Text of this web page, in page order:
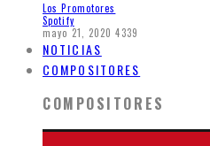
Los Promotores
Spotify
mayo 21, 2020 4339
NOTICIAS
COMPOSITORES
COMPOSITORES